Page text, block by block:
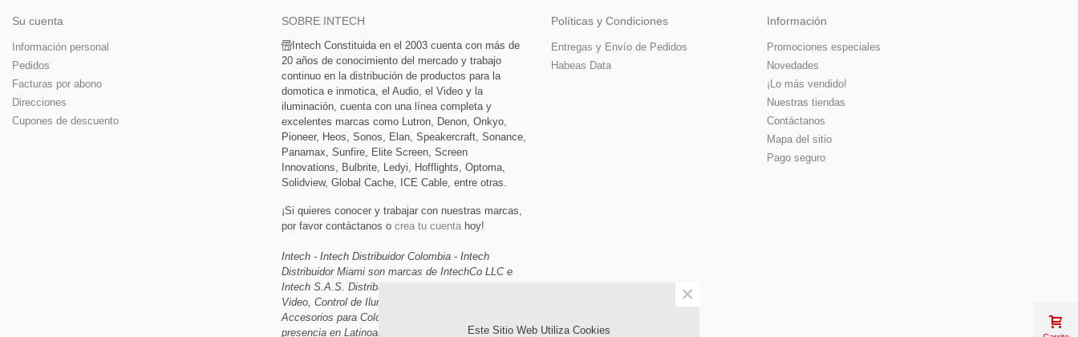
Su cuenta
Información personal
Pedidos
Facturas por abono
Direcciones
Cupones de descuento
SOBRE INTECH
Intech Constituida en el 2003 cuenta con más de
20 años de conocimiento del mercado y trabajo
continuo en la distribución de productos para la
domotica e inmotica, el Audio, el Video y la
iluminación, cuenta con una línea completa y
excelentes marcas como Lutron, Denon, Onkyo,
Pioneer, Heos, Sonos, Elan, Speakercraft, Sonance,
Panamax, Sunfire, Elite Screen, Screen
Innovations, Bulbrite, Ledyi, Hofflights, Optoma,
Solidview, Global Cache, ICE Cable, entre otras.
¡Si quieres conocer y trabajar con nuestras marcas,
por favor contáctanos o crea tu cuenta hoy!
Intech - Intech Distribuidor Colombia - Intech
Distribuidor Miami son marcas de IntechCo LLC e
Intech S.A.S. Distribuidor de Domótica, Audio,
Video, Control de Iluminación, Automatización y
Accesorios para Colombia, Miami Florida y
presencia en Latinoamerica.
Políticas y Condiciones
Entregas y Envío de Pedidos
Habeas Data
Información
Promociones especiales
Novedades
¡Lo más vendido!
Nuestras tiendas
Contáctanos
Mapa del sitio
Pago seguro
Este Sitio Web Utiliza Cookies
×